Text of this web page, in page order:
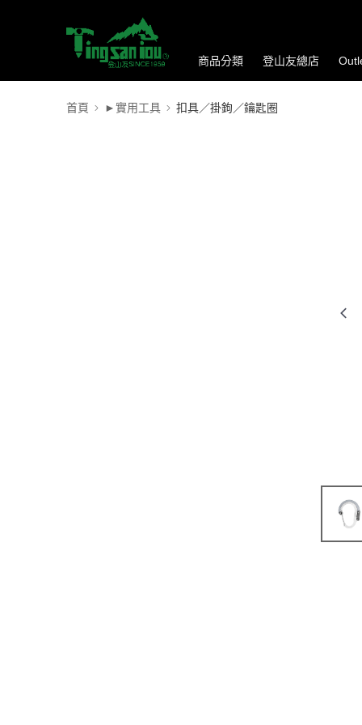
商品分類 登山友總店
首頁 ►實用工具 扣具／掛鉤／鑰匙圈